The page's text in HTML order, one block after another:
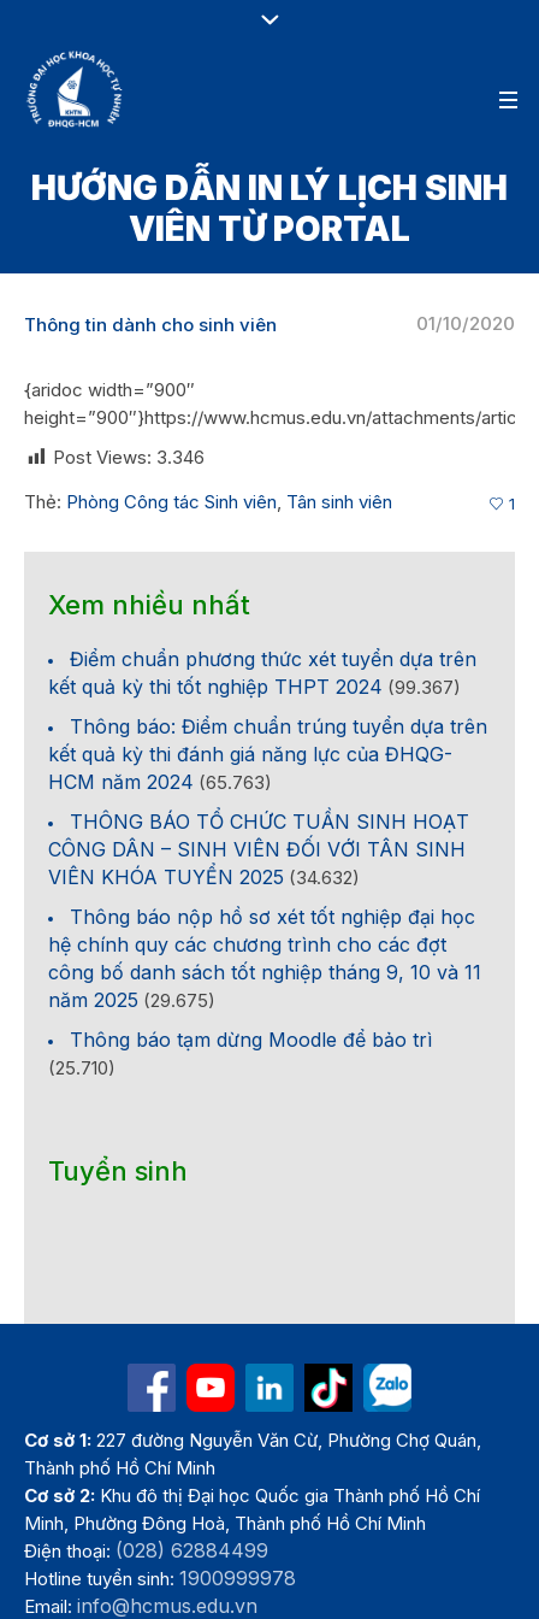
HƯỚNG DẪN IN LÝ LỊCH SINH
VIÊN TỪ PORTAL
01/10/2020
Thông tin dành cho sinh viên
{aridoc width=”900″
height=”900″}https://www.hcmus.edu.vn/attachments/
Post Views: 3.346
Thẻ: Phòng Công tác Sinh viên, Tân sinh viên 1
Xem nhiều nhất
Điểm chuẩn phương thức xét tuyển dựa trên
kết quả kỳ thi tốt nghiệp THPT 2024 (99.367)
Thông báo: Điểm chuẩn trúng tuyển dựa trên
kết quả kỳ thi đánh giá năng lực của ĐHQG-
HCM năm 2024 (65.763)
THÔNG BÁO TỔ CHỨC TUẦN SINH HOẠT
CÔNG DÂN – SINH VIÊN ĐỐI VỚI TÂN SINH
VIÊN KHÓA TUYỂN 2025 (34.632)
Thông báo nộp hồ sơ xét tốt nghiệp đại học
hệ chính quy các chương trình cho các đợt
công bố danh sách tốt nghiệp tháng 9, 10 và 11
năm 2025 (29.675)
Thông báo tạm dừng Moodle để bảo trì
(25.710)
Tuyển sinh
Cơ sở 1: 227 đường Nguyễn Văn Cừ, Phường Chợ Quán,
Thành phố Hồ Chí Minh
Cơ sở 2: Khu đô thị Đại học Quốc gia Thành phố Hồ Chí
Minh, Phường Đông Hoà, Thành phố Hồ Chí Minh
Điện thoại: (028) 62884499
Hotline tuyển sinh:1900999978
Email:info@hcmus.edu.vn